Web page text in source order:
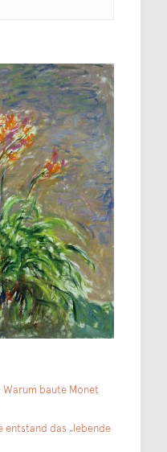
Warum baute Monet
entstand das „lebende